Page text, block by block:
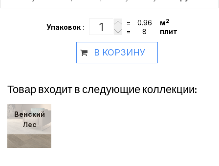
Упаковок :
= м2
= плит
В КОРЗИНУ
Товар входит в следующие коллекции:
Венский
Лес